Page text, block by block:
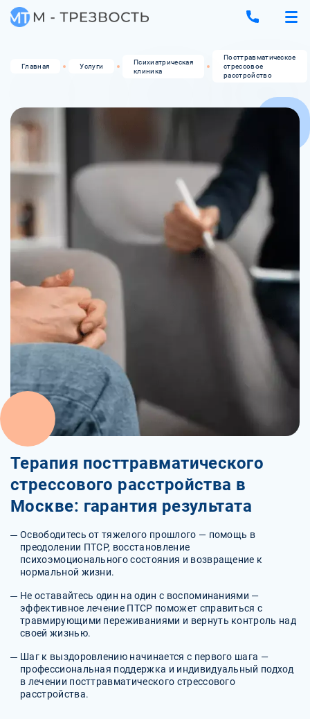
Главная Услуги
Психиатрическая
клиника
Посттравматическое
стрессовое
расстройство
Терапия посттравматического
стрессового расстройства в
Москве: гарантия результата
Освободитесь от тяжелого прошлого — помощь в
преодолении ПТСР, восстановление
психоэмоционального состояния и возвращение к
нормальной жизни.
Не оставайтесь один на один с воспоминаниями —
эффективное лечение ПТСР поможет справиться с
травмирующими переживаниями и вернуть контроль над
своей жизнью.
Шаг к выздоровлению начинается с первого шага —
профессиональная поддержка и индивидуальный подход
в лечении посттравматического стрессового
расстройства.